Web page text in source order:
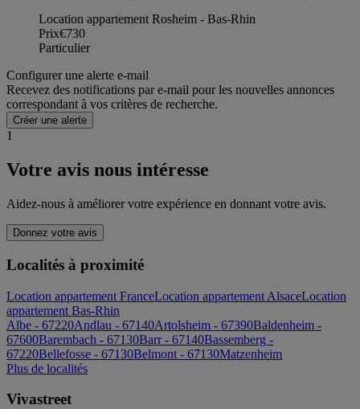
Location appartement Rosheim - Bas-Rhin
Prix€730
Particulier
Configurer une alerte e-mail
Recevez des notifications par e-mail pour les nouvelles annonces
correspondant à vos critères de recherche.
Créer une alerte
1
Votre avis nous intéresse
Aidez-nous à améliorer votre expérience en donnant votre avis.
Donnez votre avis
Localités à proximité
Location appartement FranceLocation appartement AlsaceLocation
appartement Bas-Rhin
Albe - 67220Andlau - 67140Artolsheim - 67390Baldenheim -
67600Barembach - 67130Barr - 67140Bassemberg -
67220Bellefosse - 67130Belmont - 67130Matzenheim
Plus de localités
Vivastreet